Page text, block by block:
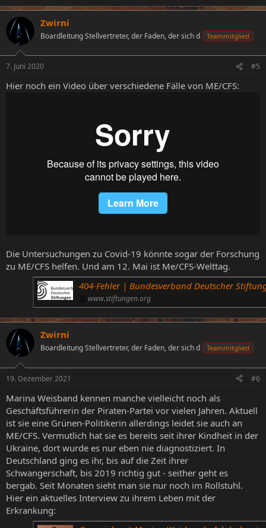
Zwirni
Boardleitung Stellvertreter, der Faden, der sich d Teammitglied
7. Juni 2020 #5
Hier noch ein Video über verschiedene Fälle von ME/CFS:
Die Untersuchungen zu Covid-19 könnte sogar der Forschung
zu ME/CFS helfen. Und am 12. Mai ist Me/CFS-Welttag.
404-Fehler | Bundesverband Deutscher
www.stiftungen.org
Zwirni
Boardleitung Stellvertreter, der Faden, der sich d Teammitglied
19. Dezember 2021 #6
Marina Weisband kennen manche vielleicht noch als
Geschäftsführerin der Piraten-Partei vor vielen Jahren. Aktuell
ist sie eine Grünen-Politikerin allerdings leidet sie auch an
ME/CFS. Vermutlich hat sie es bereits seit ihrer Kindheit in der
Ukraine, dort wurde es nur eben nie diagnostiziert. In
Deutschland ging es ihr, bis auf die Zeit ihrer
Schwangerschaft, bis 2019 richtig gut - seither geht es
bergab. Seit Monaten sieht man sie nur noch im Rollstuhl.
Hier ein aktuelles Interview zu ihrem Leben mit der
Erkrankung: